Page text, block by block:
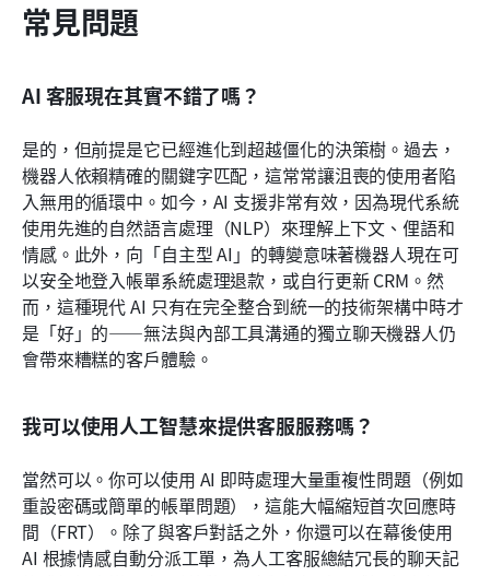
常見問題
AI 客服現在其實不錯了嗎？
是的，但前提是它已經進化到超越僵化的決策樹。過去，
機器人依賴精確的關鍵字匹配，這常常讓沮喪的使用者陷
入無用的循環中。如今，AI 支援非常有效，因為現代系統
使用先進的自然語言處理（NLP）來理解上下文、俚語和
情感。此外，向「自主型 AI」的轉變意味著機器人現在可
以安全地登入帳單系統處理退款，或自行更新 CRM。然
而，這種現代 AI 只有在完全整合到統一的技術架構中時才
是「好」的——無法與內部工具溝通的獨立聊天機器人仍
會帶來糟糕的客戶體驗。
我可以使用人工智慧來提供客服服務嗎？
當然可以。你可以使用 AI 即時處理大量重複性問題（例如
重設密碼或簡單的帳單問題），這能大幅縮短首次回應時
間（FRT）。除了與客戶對話之外，你還可以在幕後使用
AI 根據情感自動分派工單，為人工客服總結冗長的聊天記